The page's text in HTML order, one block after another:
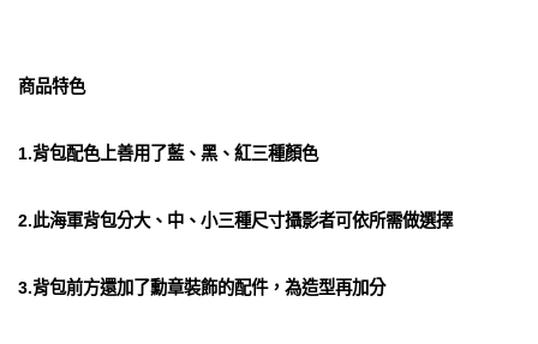
商品特色
1.背包配色上善用了藍、黑、紅三種顏色
2.此海軍背包分大、中、小三種尺寸攝影者可依所需做選擇
3.背包前方還加了勳章裝飾的配件，為造型再加分